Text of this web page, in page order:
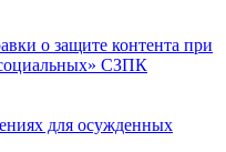
о защите контента при
СЗПК
для осужденных